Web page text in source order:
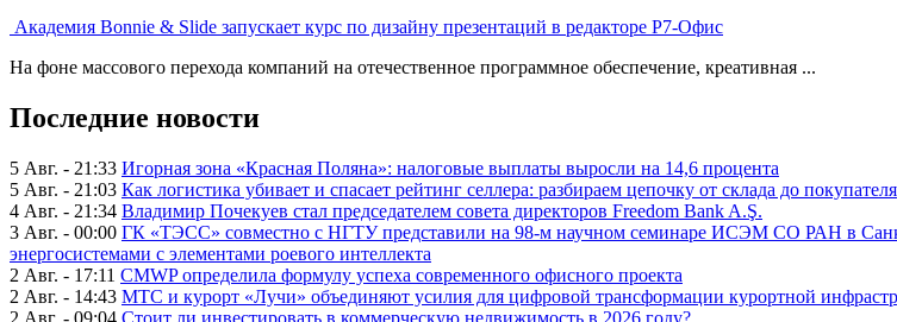
Академия Bonnie & Slide запускает курс по дизайну презентаций в редакторе Р7-Офис
На фоне массового перехода компаний на отечественное программное обеспечение, креативная ...
Последние новости
5 Авг. - 21:33 Игорная зона «Красная Поляна»: налоговые выплаты выросли на 14,6 процента
5 Авг. - 21:03 Как логистика убивает и спасает рейтинг селлера: разбираем цепочку от склада до покупателя
4 Авг. - 21:34 Владимир Почекуев стал председателем совета директоров Freedom Bank A.Ş.
3 Авг. - 00:00 ГК «ТЭСС» совместно с НГТУ представили на 98-м научном семинаре ИСЭМ СО РАН в
энергосистемами с элементами роевого интеллекта
2 Авг. - 17:11 CMWP определила формулу успеха современного офисного проекта
2 Авг. - 14:43 МТС и курорт «Лучи» объединяют усилия для цифровой трансформации курортной